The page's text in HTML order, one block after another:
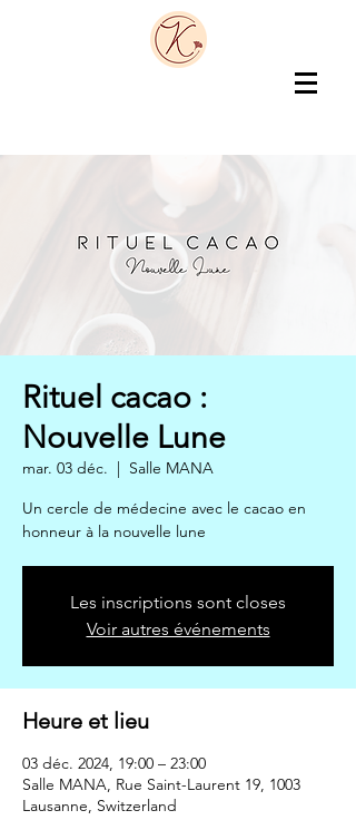
Rituel cacao :
Nouvelle Lune
mar. 03 déc.
  |
Salle MANA
Un cercle de médecine avec le cacao en
honneur à la nouvelle lune
Les inscriptions sont closes
Voir autres événements
Heure et lieu
03 déc. 2024, 19:00 – 23:00
Salle MANA, Rue Saint-Laurent 19, 1003
Lausanne, Switzerland